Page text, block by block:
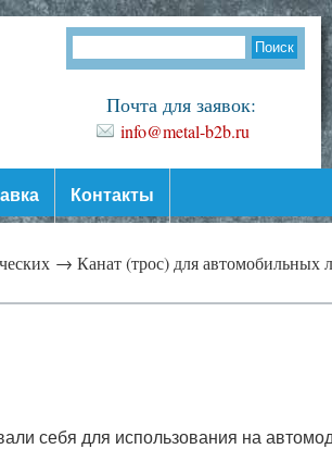
Почта для заявок:
info@metal-b2b.ru
Контакты
→ Канат (трос) для автомобильных
себя для использования на